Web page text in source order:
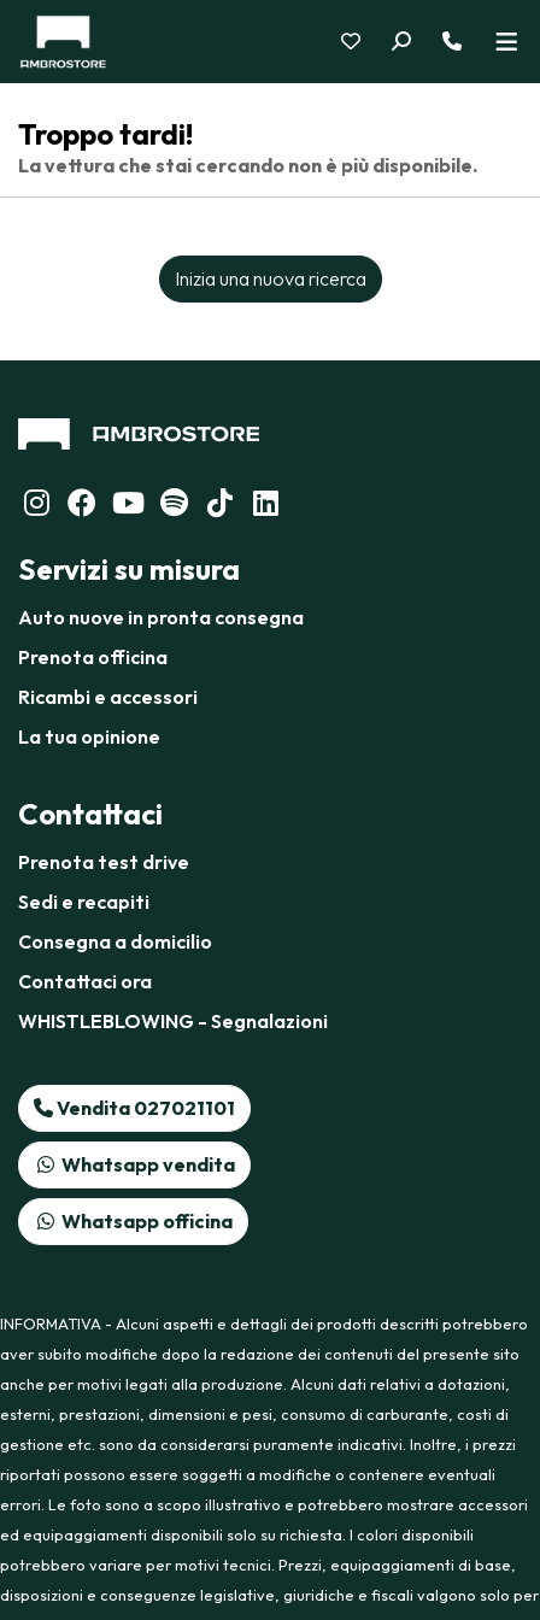
Troppo tardi!
La vettura che stai cercando non è più disponibile.
Inizia una nuova ricerca
Servizi su misura
Auto nuove in pronta consegna
Prenota officina
Ricambi e accessori
La tua opinione
Contattaci
Prenota test drive
Sedi e recapiti
Consegna a domicilio
Contattaci ora
WHISTLEBLOWING - Segnalazioni
Vendita 027021101
Whatsapp vendita
Whatsapp officina
INFORMATIVA - Alcuni aspetti e dettagli dei prodotti descritti potrebbero
aver subito modifiche dopo la redazione dei contenuti del presente sito
anche per motivi legati alla produzione. Alcuni dati relativi a dotazioni,
esterni, prestazioni, dimensioni e pesi, consumo di carburante, costi di
gestione etc. sono da considerarsi puramente indicativi. Inoltre, i prezzi
riportati possono essere soggetti a modifiche o contenere eventuali
errori. Le foto sono a scopo illustrativo e potrebbero mostrare accessori
ed equipaggiamenti disponibili solo su richiesta. I colori disponibili
potrebbero variare per motivi tecnici. Prezzi, equipaggiamenti di base,
disposizioni e conseguenze legislative, giuridiche e fiscali valgono solo per